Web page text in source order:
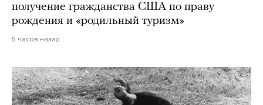
получение гражданства США по праву
рождения и «родильный туризм»
5 часов назад